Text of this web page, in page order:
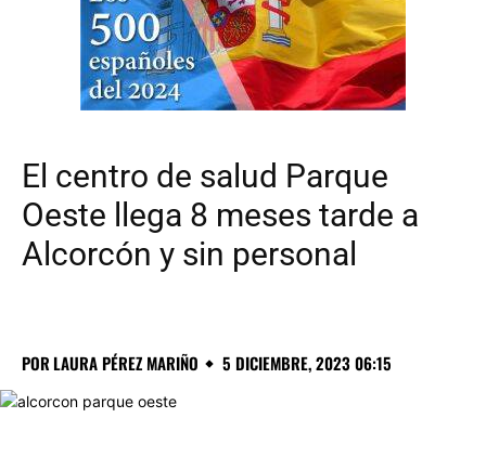
El centro de salud Parque
Oeste llega 8 meses tarde a
Alcorcón y sin personal
POR LAURA PÉREZ MARIÑO 5 DICIEMBRE, 2023 06:15